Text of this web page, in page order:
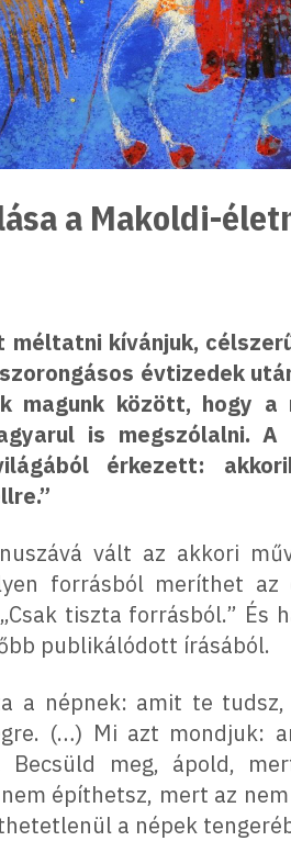
a Makoldi-
méltatni kívánjuk,
évtizedek
magunk között, hogy a
is megszólalni.
érkezett:
vált az akkori
forrásból meríthet az
tiszta forrásból.” És
publikálódott írásából.
a népnek: amit te
(…) Mi azt mondjuk:
meg, ápold,
építhetsz, mert az
a népek